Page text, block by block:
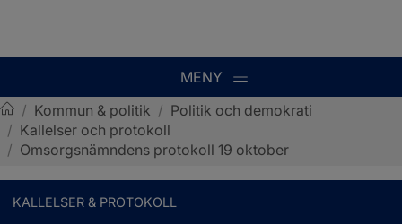
MENY
Sotenäs kommun
/ Kommun & politik / Politik och demokrati
/ Kallelser och protokoll
/ Omsorgsnämndens protokoll 19 oktober
KALLELSER & PROTOKOLL